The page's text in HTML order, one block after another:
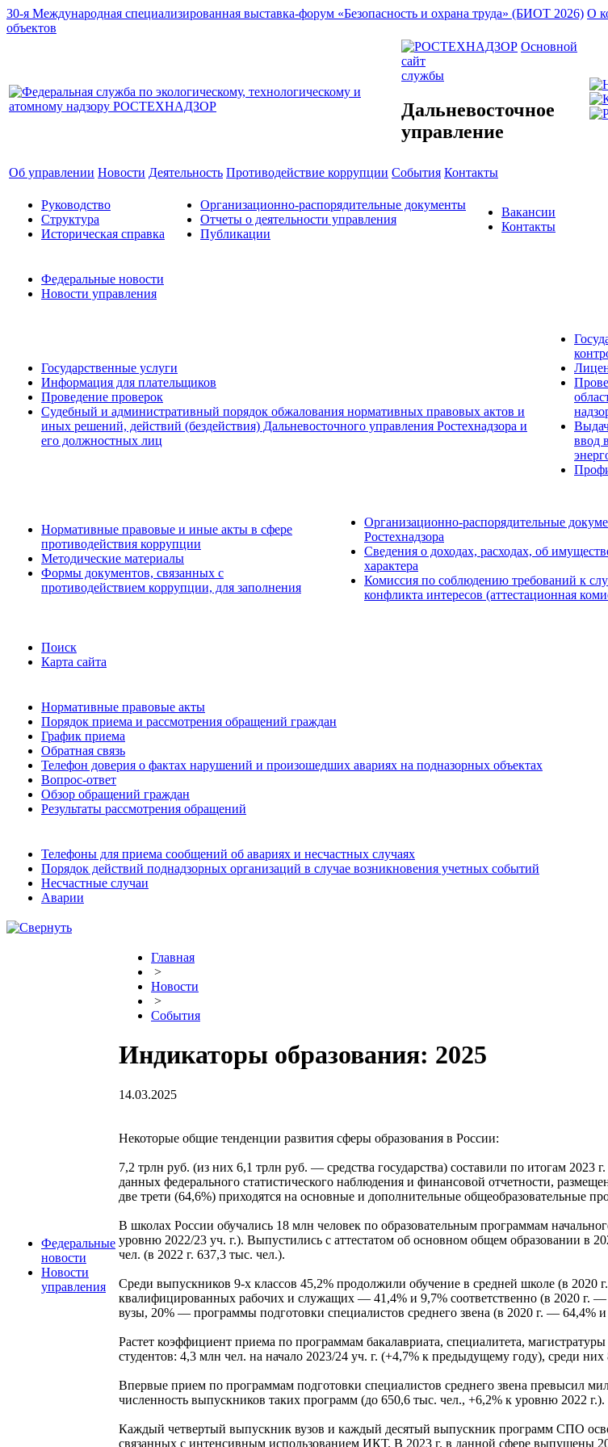
30-я Международная специализированная выставка-форум «Безопасность и охрана труда» (БИОТ 2026) О
объектов
Основной
сайт
службы
Дальневосточное
управление
Об управлении Новости Деятельность Противодействие коррупции События Контакты
Руководство
Структура
Историческая справка
Организационно-распорядительные документы
Отчеты о деятельности управления
Публикации
Вакансии
Контакты
Федеральные новости
Новости управления
Государственные услуги
Информация для плательщиков
Проведение проверок
Судебный и административный порядок обжалования нормативных правовых актов и
иных решений, действий (бездействия) Дальневосточного управления Ростехнадзора и
его должностных лиц
ввод
Нормативные правовые и иные акты в сфере
противодействия коррупции
Методические материалы
Формы документов, связанных с
противодействием коррупции, для заполнения
Организационно-распорядительные
Ростехнадзора
Сведения о доходах, расходах, об
характера
Комиссия по соблюдению требований к
конфликта интересов (аттестационная
Поиск
Карта сайта
Нормативные правовые акты
Порядок приема и рассмотрения обращений граждан
График приема
Обратная связь
Телефон доверия о фактах нарушений и произошедших авариях на подназорных объектах
Вопрос-ответ
Обзор обращений граждан
Результаты рассмотрения обращений
Телефоны для приема сообщений об авариях и несчастных случаях
Порядок действий поднадзорных организаций в случае возникновения учетных событий
Несчастные случаи
Аварии
Федеральные
новости
Новости
управления
Главная
>
Новости
>
События
Индикаторы образования: 2025
14.03.2025
Некоторые общие тенденции развития сферы образования в России:
7,2 трлн руб. (из них 6,1 трлн руб. — средства государства) составили по итогам
данных федерального статистического наблюдения и финансовой отчетности,
две трети (64,6%) приходятся на основные и дополнительные
В школах России обучались 18 млн человек по образовательным программам
уровню 2022/23 уч. г.). Выпустились с аттестатом об основном общем образовании в
чел. (в 2022 г. 637,3 тыс. чел.).
Среди выпускников 9-х классов 45,2% продолжили обучение в средней школе (в
квалифицированных рабочих и служащих — 41,4% и 9,7% соответственно (в 2020 г.
вузы, 20% — программы подготовки специалистов среднего звена (в 2020 г. — 64,4% и
Растет коэффициент приема по программам бакалавриата, специалитета,
студентов: 4,3 млн чел. на начало 2023/24 уч. г. (+4,7% к предыдущему году), среди
Впервые прием по программам подготовки специалистов среднего звена превысил
численность выпускников таких программ (до 650,6 тыс. чел., +6,2% к уровню 2022 г.).
Каждый четвертый выпускник вузов и каждый десятый выпускник программ СПО
связанных с интенсивным использованием ИКТ. В 2023 г. в данной сфере выпущены